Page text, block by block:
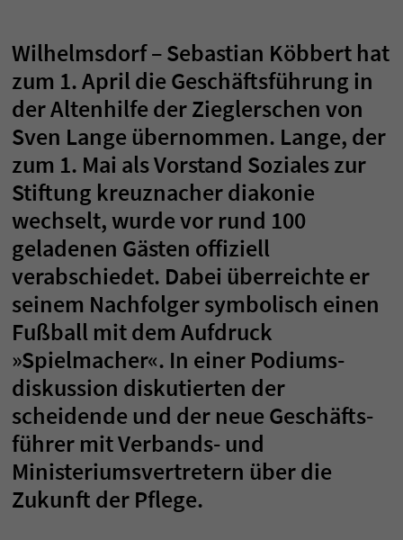
Wilhelmsdorf – Sebastian Köbbert hat
zum 1. April die Geschäftsführung in
der Altenhilfe der Zieglerschen von
Sven Lange übernommen. Lange, der
zum 1. Mai als Vorstand Soziales zur
Stiftung kreuznacher diakonie
wechselt, wurde vor rund 100
geladenen Gästen offiziell
verabschiedet. Dabei überreichte er
seinem Nachfolger symbolisch einen
Fußball mit dem Aufdruck
»Spielmacher«. In einer Podiums­
diskussion diskutierten der
scheidende und der neue Geschäfts­
führer mit Verbands- und
Ministeriums­vertretern über die
Zukunft der Pflege.